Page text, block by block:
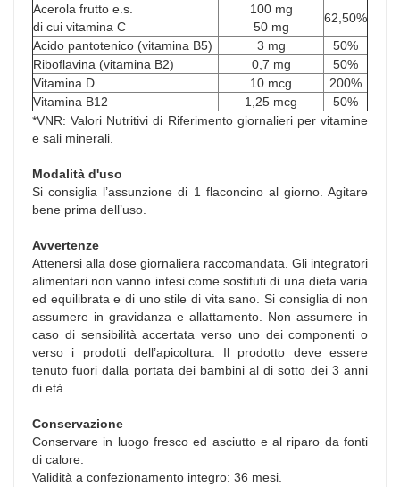
Acerola frutto e.s.
di cui vitamina C
100 mg
50 mg
62,50%
Acido pantotenico (vitamina B5)
3 mg
50%
Riboflavina (vitamina B2)
0,7 mg
50%
Vitamina D
10 mcg
200%
Vitamina B12
1,25 mcg
50%
*VNR: Valori Nutritivi di Riferimento giornalieri per vitamine
e sali minerali.
Modalità d'uso
Si consiglia l’assunzione di 1 flaconcino al giorno. Agitare
bene prima dell’uso.
Avvertenze
Attenersi alla dose giornaliera raccomandata. Gli integratori
alimentari non vanno intesi come sostituti di una dieta varia
ed equilibrata e di uno stile di vita sano. Si consiglia di non
assumere in gravidanza e allattamento. Non assumere in
caso di sensibilità accertata verso uno dei componenti o
verso i prodotti dell’apicoltura. Il prodotto deve essere
tenuto fuori dalla portata dei bambini al di sotto dei 3 anni
di età.
Conservazione
Conservare in luogo fresco ed asciutto e al riparo da fonti
di calore.
Validità a confezionamento integro: 36 mesi.